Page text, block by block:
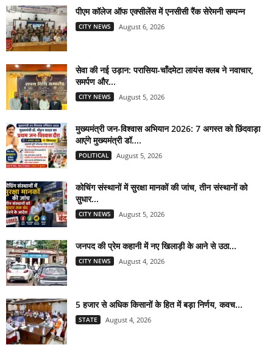
पीएम कॉलेज ऑफ एक्सीलेंस में एनसीसी रैंक सेरेमनी सम्पन्न
CITY NEWS August 6, 2026
सेवा की नई उड़ान: परासिया-चाँदमेटा लायंस क्लब ने नवाचार,
समर्पण और...
CITY NEWS August 5, 2026
मुख्यमंत्री जन-विश्वास अभियान 2026: 7 अगस्त को छिंदवाड़ा
आएंगे मुख्यमंत्री डॉ....
POLITICAL August 5, 2026
कोचिंग संस्थानों में सुरक्षा मानकों की जांच, तीन संस्थानों को
सुधार...
CITY NEWS August 5, 2026
जनपद की प्रेम कहानी में नए खिलाड़ी के आने से उठा...
CITY NEWS August 4, 2026
5 हजार से अधिक किसानों के हित में बड़ा निर्णय, कवच...
STATE August 4, 2026